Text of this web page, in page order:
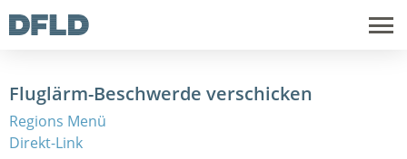
Fluglärm-Beschwerde verschicken
Regions Menü
Direkt-Link